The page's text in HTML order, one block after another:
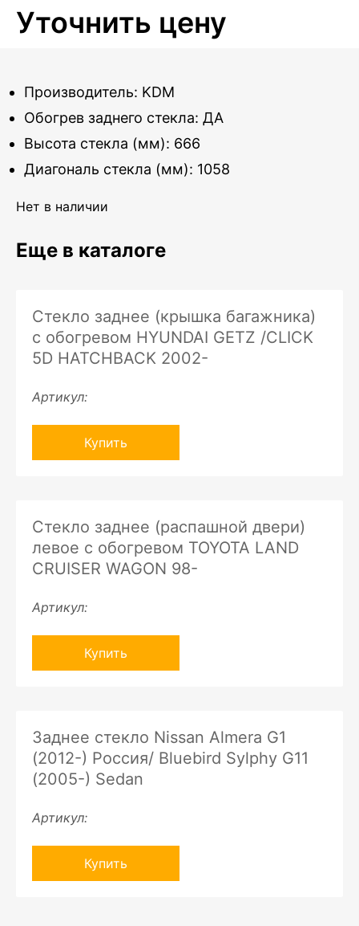
Уточнить цену
Производитель: KDM
Обогрев заднего стекла: ДА
Высота стекла (мм): 666
Диагональ стекла (мм): 1058
Нет в наличии
Еще в каталоге
Стекло заднее (крышка багажника)
с обогревом HYUNDAI GETZ /CLICK
5D HATCHBACK 2002-
Артикул:
Купить
Стекло заднее (распашной двери)
левое с обогревом TOYOTA LAND
CRUISER WAGON 98-
Артикул:
Купить
Заднее стекло Nissan Almera G1
(2012-) Россия/ Bluebird Sylphy G11
(2005-) Sedan
Артикул:
Купить